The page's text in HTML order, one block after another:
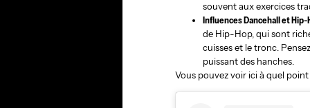
souvent aux exercices
Influences Dancehall et Hip-
de Hip-Hop, qui sont
cuisses et le tronc.
puissant des hanches.
Vous pouvez voir ici à quel